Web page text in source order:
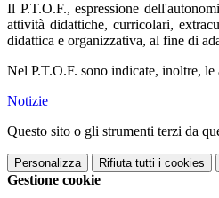
Il P.T.O.F., espressione
attività didattiche, curricolari,
didattica e organizzativa, al fine di
Nel P.T.O.F. sono indicate, inoltre,
Notizie
Questo sito o gli strumenti terzi da
Personalizza Rifiuta tutti i cookies
Gestione cookie